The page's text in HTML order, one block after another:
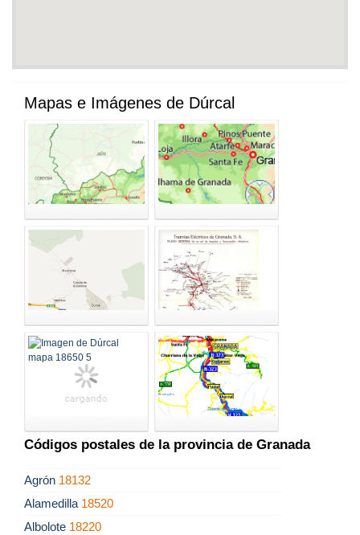
Mapas e Imágenes de Dúrcal
Códigos postales de la provincia de Granada
Agrón 18132
Alamedilla 18520
Albolote 18220